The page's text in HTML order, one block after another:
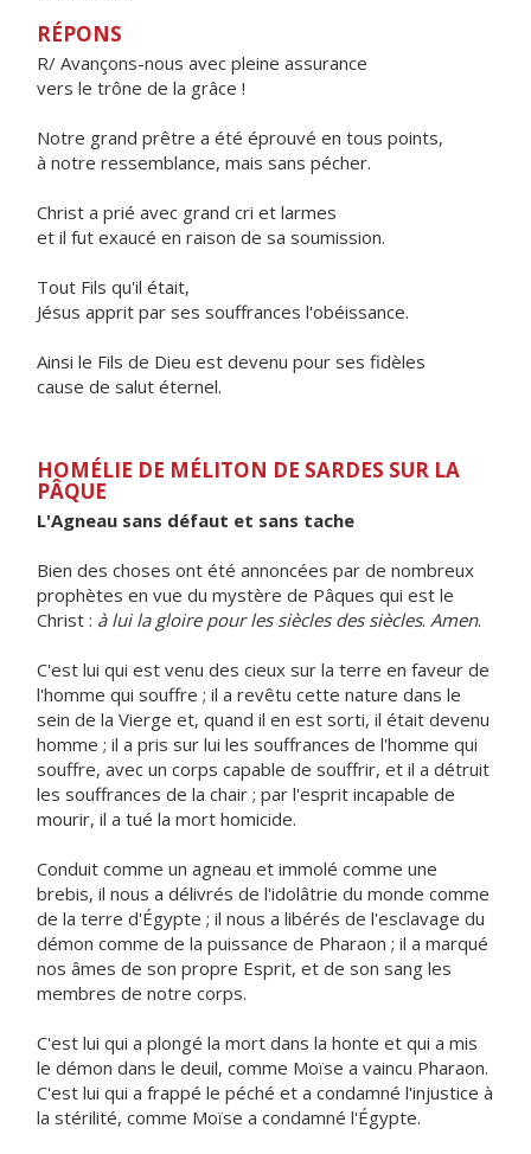
RÉPONS
R/ Avançons-nous avec pleine assurance
vers le trône de la grâce !
Notre grand prêtre a été éprouvé en tous points,
à notre ressemblance, mais sans pécher.
Christ a prié avec grand cri et larmes
et il fut exaucé en raison de sa soumission.
Tout Fils qu'il était,
Jésus apprit par ses souffrances l'obéissance.
Ainsi le Fils de Dieu est devenu pour ses fidèles
cause de salut éternel.
HOMÉLIE DE MÉLITON DE SARDES SUR LA
PÂQUE
L'Agneau sans défaut et sans tache
Bien des choses ont été annoncées par de nombreux
prophètes en vue du mystère de Pâques qui est le
Christ : à lui la gloire pour les siècles des siècles. Amen.
C'est lui qui est venu des cieux sur la terre en faveur de
l'homme qui souffre ; il a revêtu cette nature dans le
sein de la Vierge et, quand il en est sorti, il était devenu
homme ; il a pris sur lui les souffrances de l'homme qui
souffre, avec un corps capable de souffrir, et il a détruit
les souffrances de la chair ; par l'esprit incapable de
mourir, il a tué la mort homicide.
Conduit comme un agneau et immolé comme une
brebis, il nous a délivrés de l'idolâtrie du monde comme
de la terre d'Égypte ; il nous a libérés de l'esclavage du
démon comme de la puissance de Pharaon ; il a marqué
nos âmes de son propre Esprit, et de son sang les
membres de notre corps.
C'est lui qui a plongé la mort dans la honte et qui a mis
le démon dans le deuil, comme Moïse a vaincu Pharaon.
C'est lui qui a frappé le péché et a condamné l'injustice à
la stérilité, comme Moïse a condamné l'Égypte.